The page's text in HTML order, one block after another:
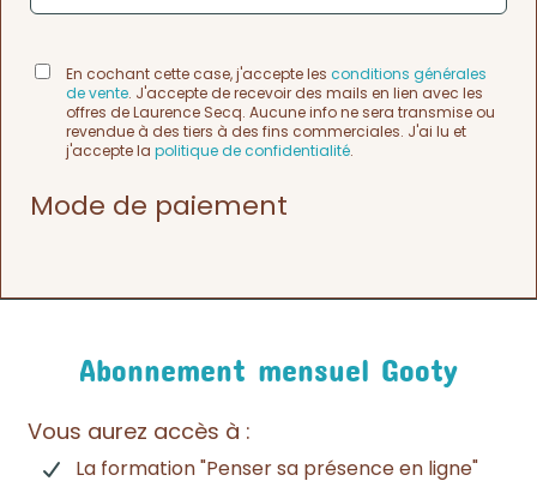
En cochant cette case, j'accepte les conditions générales
de vente. J'accepte de recevoir des mails en lien avec les
offres de Laurence Secq. Aucune info ne sera transmise ou
revendue à des tiers à des fins commerciales. J'ai lu et
j'accepte la politique de confidentialité.
Mode de paiement
Abonnement mensuel Gooty
Vous aurez accès à :
La formation "Penser sa présence en ligne"